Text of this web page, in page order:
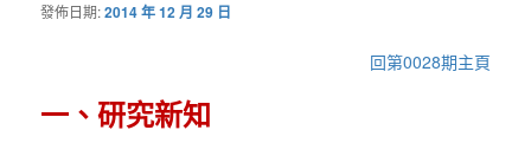
發佈日期:2014 年 12 月 29 日
回第0028期主頁
一、研究新知